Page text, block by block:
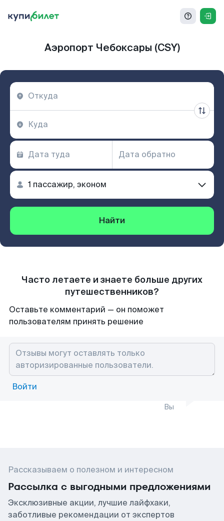
Аэропорт Чебоксары (CSY)
Найти
Часто летаете и знаете больше других
путешественников?
Оставьте комментарий — он поможет
пользователям принять решение
Войти
Вы
Рассказываем о полезном и интересном
Рассылка с выгодными предложениями
Эксклюзивные акции, лучшие лайфхаки,
заботливые рекомендации от экспертов